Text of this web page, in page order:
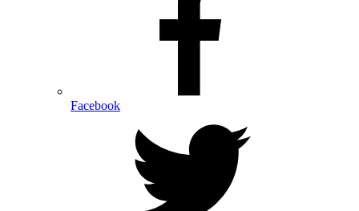
Facebook